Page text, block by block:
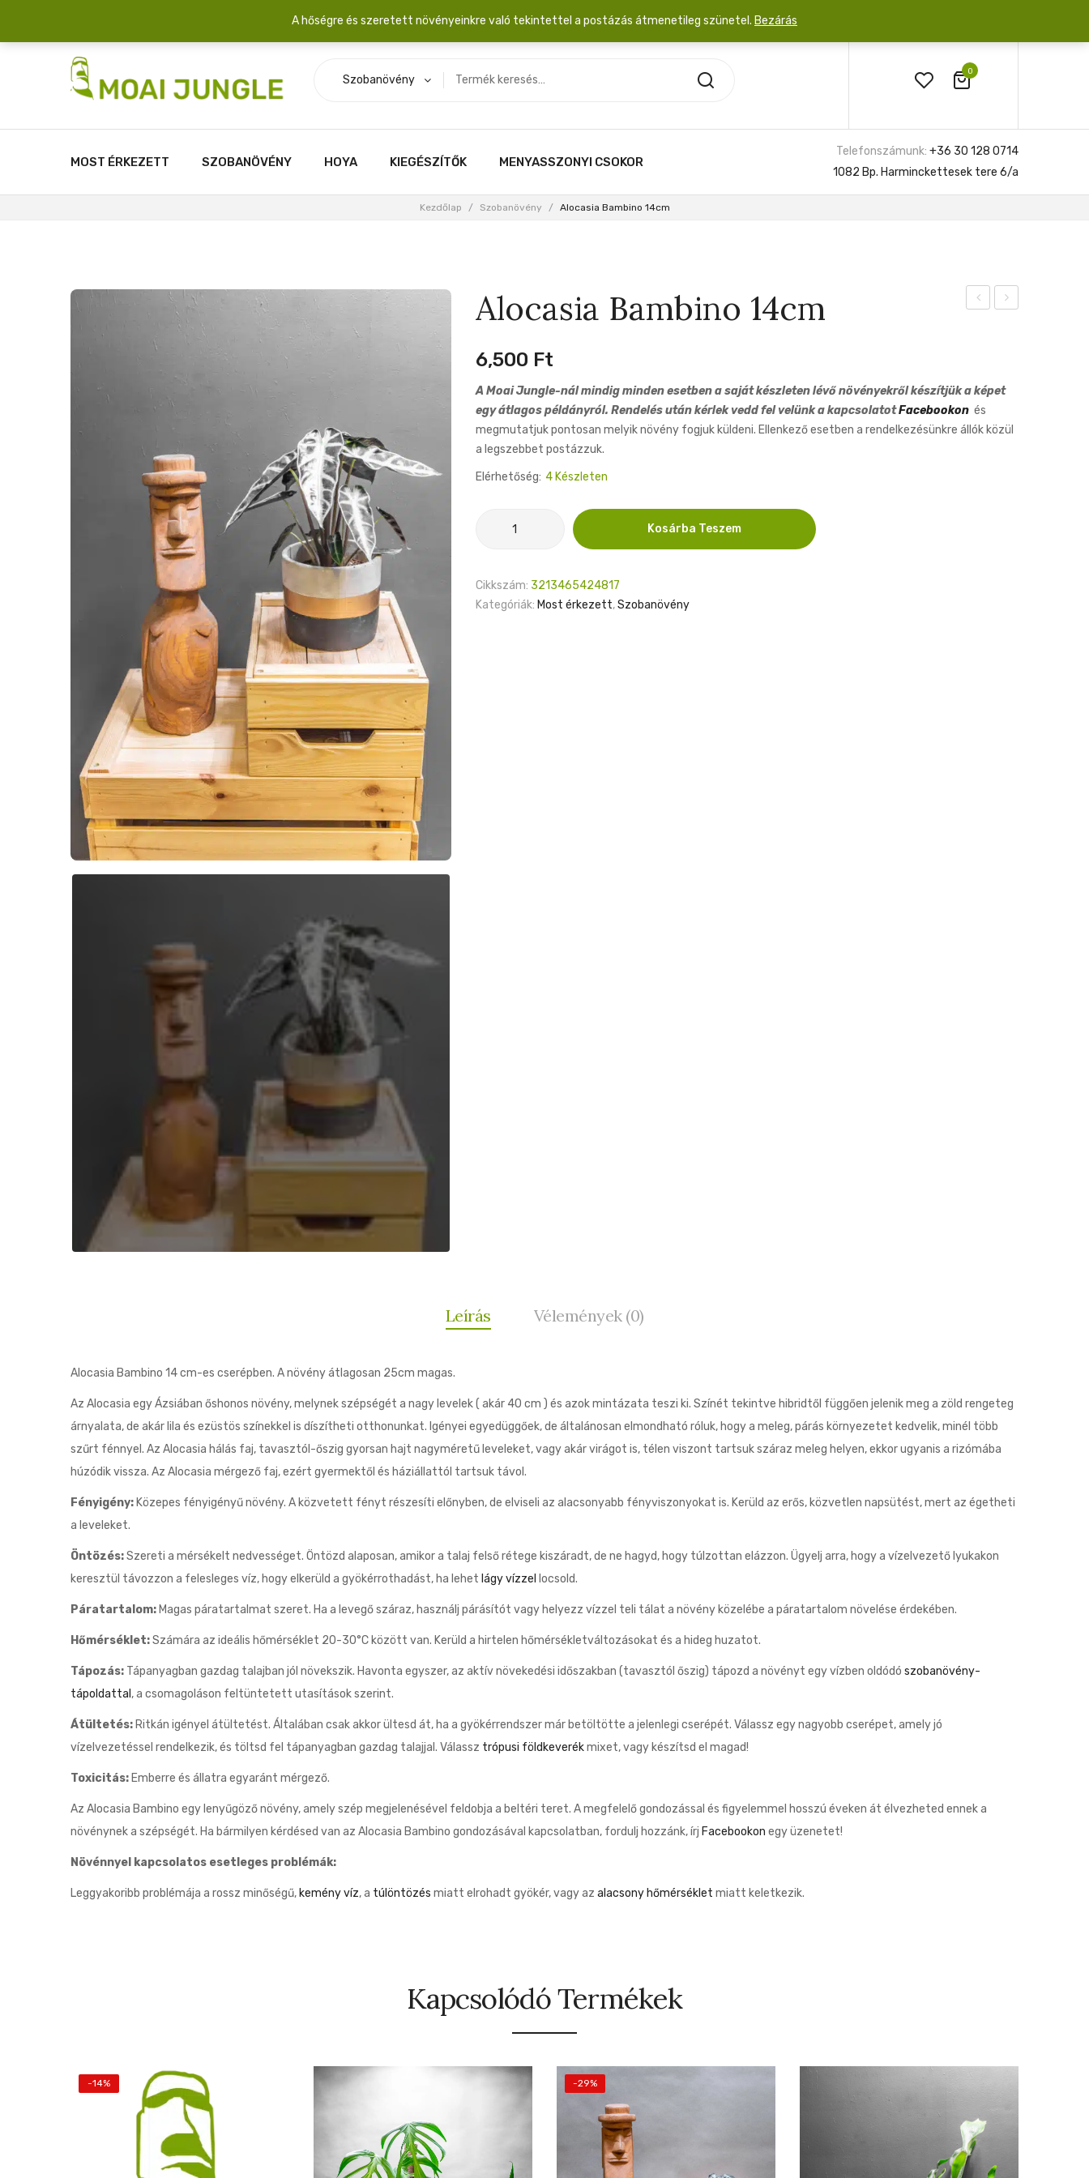
Szállítási díj: 2.200 Ft/csomag átlagosan 3-5 növény fér egy dobozba. 20.000 Ft érték felett INGYEN posta!
0
Szobanövény
MOST ÉRKEZETT SZOBANÖVÉNY HOYA KIEGÉSZÍTŐK MENYASSZONYI CSOKOR
Telefonszámunk: +36 30 128 0714
1082 Bp. Harminckettesek tere 6/a
Kezdőlap / Szobanövény / Alocasia Bambino 14cm
Alocasia Bambino 14cm
6,500 Ft
A Moai Jungle-nál mindig minden esetben a saját készleten lévő növényekről készítjük a képet
egy átlagos példányról. Rendelés után kérlek vedd fel velünk a kapcsolatotFacebookon és
megmutatjuk pontosan melyik növény fogjuk küldeni. Ellenkező esetben a rendelkezésünkre állók közül
a legszebbet postázzuk.
Elérhetőség: 4 Készleten
Bambino
Kosárba Teszem
Cikkszám: 3213465424817
Kategóriák: Most érkezett,Szobanövény
Leírás Vélemények (0)
Alocasia Bambino 14 cm-es cserépben. A növény átlagosan 25cm magas.
Az Alocasia egy Ázsiában őshonos növény, melynek szépségét a nagy levelek ( akár 40 cm ) és azok mintázata teszi ki. Színét tekintve hibridtől függően jelenik meg a zöld rengeteg
árnyalata, de akár lila és ezüstös színekkel is díszítheti otthonunkat. Igényei egyedüggőek, de általánosan elmondható róluk, hogy a meleg, párás környezetet kedvelik, minél több
szűrt fénnyel. Az Alocasia hálás faj, tavasztól-őszig gyorsan hajt nagyméretű leveleket, vagy akár virágot is, télen viszont tartsuk száraz meleg helyen, ekkor ugyanis a rizómába
húzódik vissza. Az Alocasia mérgező faj, ezért gyermektől és háziállattól tartsuk távol.
Fényigény: Közepes fényigényű növény. A közvetett fényt részesíti előnyben, de elviseli az alacsonyabb fényviszonyokat is. Kerüld az erős, közvetlen napsütést, mert az égetheti
a leveleket.
Öntözés:Szereti a mérsékelt nedvességet. Öntözd alaposan, amikor a talaj felső rétege kiszáradt, de ne hagyd, hogy túlzottan elázzon. Ügyelj arra, hogy a vízelvezető lyukakon
keresztül távozzon a felesleges víz, hogy elkerüld a gyökérrothadást, ha lehet lágy vízzel locsold.
Páratartalom: Magas páratartalmat szeret. Ha a levegő száraz, használj párásítót vagy helyezz vízzel teli tálat a növény közelébe a páratartalom növelése érdekében.
Hőmérséklet:Számára az ideális hőmérséklet 20-30°C között van. Kerüld a hirtelen hőmérsékletváltozásokat és a hideg huzatot.
Tápozás: Tápanyagban gazdag talajban jól növekszik. Havonta egyszer, az aktív növekedési időszakban (tavasztól őszig) tápozd a növényt egy vízben oldódó szobanövény-
tápoldattal , a csomagoláson feltüntetett utasítások szerint.
Átültetés: Ritkán igényel átültetést. Általában csak akkor ültesd át, ha a gyökérrendszer már betöltötte a jelenlegi cserépét. Válassz egy nagyobb cserépet, amely jó
vízelvezetéssel rendelkezik, és töltsd fel tápanyagban gazdag talajjal. Válassz trópusi földkeverékmixet, vagy készítsd el magad!
Toxicitás: Emberre és állatra egyaránt mérgező.
Az Alocasia Bambino egy lenyűgöző növény, amely szép megjelenésével feldobja a beltéri teret. A megfelelő gondozással és figyelemmel hosszú éveken át élvezheted ennek a
növénynek a szépségét. Ha bármilyen kérdésed van az Alocasia Bambino gondozásával kapcsolatban, fordulj hozzánk, írj Facebookon egy üzenetet!
Növénnyel kapcsolatos esetleges problémák:
Leggyakoribb problémája a rossz minőségű, kemény víz, a túlöntözés miatt elrohadt gyökér, vagy az alacsony hőmérséklet miatt keletkezik.
Kapcsolódó Termékek
-14% -29%
A hőségre és szeretett növényeinkre való tekintettel a postázás átmenetileg szünetel. Bezárás